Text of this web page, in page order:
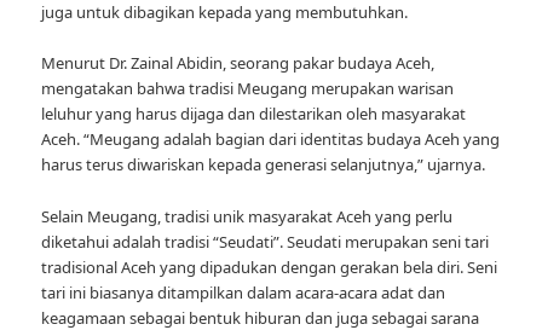
juga untuk dibagikan kepada yang membutuhkan.
Menurut Dr. Zainal Abidin, seorang pakar budaya Aceh,
mengatakan bahwa tradisi Meugang merupakan warisan
leluhur yang harus dijaga dan dilestarikan oleh masyarakat
Aceh. “Meugang adalah bagian dari identitas budaya Aceh yang
harus terus diwariskan kepada generasi selanjutnya,” ujarnya.
Selain Meugang, tradisi unik masyarakat Aceh yang perlu
diketahui adalah tradisi “Seudati”. Seudati merupakan seni tari
tradisional Aceh yang dipadukan dengan gerakan bela diri. Seni
tari ini biasanya ditampilkan dalam acara-acara adat dan
keagamaan sebagai bentuk hiburan dan juga sebagai sarana